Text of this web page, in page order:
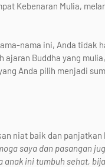
Kebenaran Mulia,
nama ini, Anda tidak
ajaran Buddha yang mulia,
Anda pilih menjadi
niat baik dan panjatkan
saya dan pasangan
anak ini tumbuh sehat,